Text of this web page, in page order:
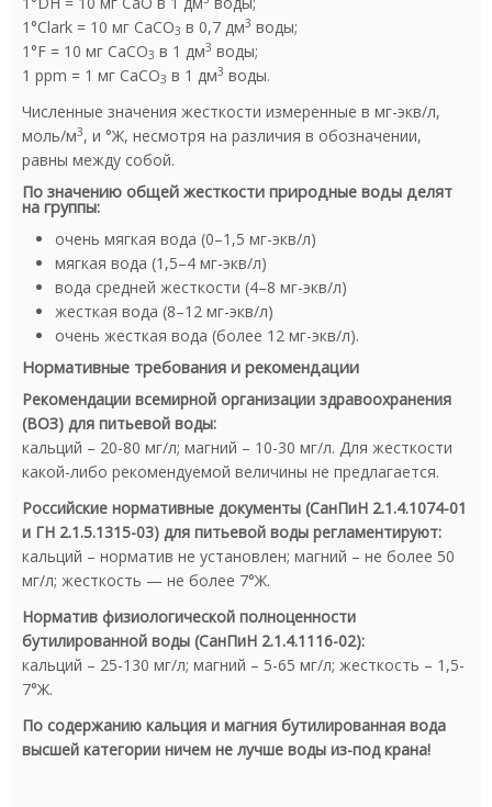
1°Clark = 10 мг CaCO3 в 0,7 дм3 воды;
1°F = 10 мг CaCO3 в 1 дм3 воды;
1 ppm = 1 мг CaCO3 в 1 дм3 воды.
Численные значения жесткости измеренные в мг-экв/л,
моль/м3, и °Ж, несмотря на различия в обозначении,
равны между собой.
По значению общей жесткости природные воды делят
на группы:
очень мягкая вода (0–1,5 мг-экв/л)
мягкая вода (1,5–4 мг-экв/л)
вода средней жесткости (4–8 мг-экв/л)
жесткая вода (8–12 мг-экв/л)
очень жесткая вода (более 12 мг-экв/л).
Нормативные требования и рекомендации
Рекомендации всемирной организации здравоохранения
(ВОЗ) для питьевой воды:
кальций – 20-80 мг/л; магний – 10-30 мг/л. Для жесткости
какой-либо рекомендуемой величины не предлагается.
Российские нормативные документы (СанПиН 2.1.4.1074-01
и ГН 2.1.5.1315-03) для питьевой воды регламентируют:
кальций – норматив не установлен; магний – не более 50
мг/л; жесткость — не более 7°Ж.
Норматив физиологической полноценности
бутилированной воды (СанПиН 2.1.4.1116-02):
кальций – 25-130 мг/л; магний – 5-65 мг/л; жесткость – 1,5-
7°Ж.
По содержанию кальция и магния бутилированная вода
высшей категории ничем не лучше воды из-под крана!